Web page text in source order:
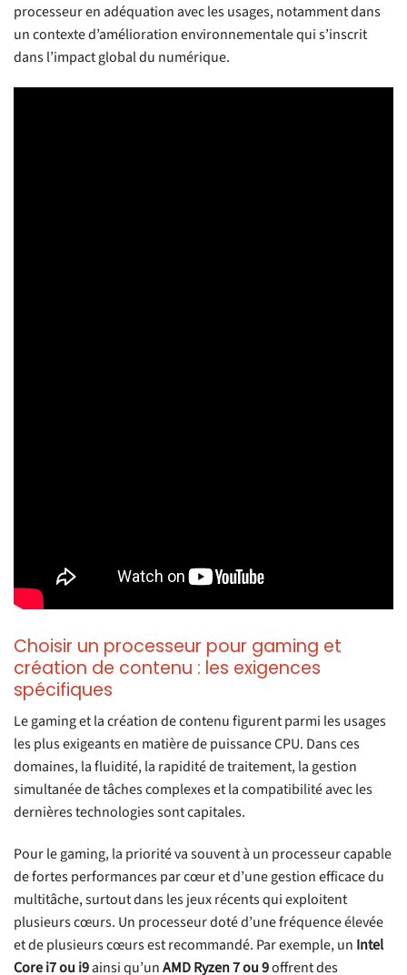
processeur en adéquation avec les usages, notamment dans
un contexte d’amélioration environnementale qui s’inscrit
dans l’impact global du numérique.
Choisir un processeur pour gaming et
création de contenu : les exigences
spécifiques
Le gaming et la création de contenu figurent parmi les usages
les plus exigeants en matière de puissance CPU. Dans ces
domaines, la fluidité, la rapidité de traitement, la gestion
simultanée de tâches complexes et la compatibilité avec les
dernières technologies sont capitales.
Pour le gaming, la priorité va souvent à un processeur capable
de fortes performances par cœur et d’une gestion efficace du
multitâche, surtout dans les jeux récents qui exploitent
plusieurs cœurs. Un processeur doté d’une fréquence élevée
et de plusieurs cœurs est recommandé. Par exemple, un Intel
Core i7 ou i9ainsi qu’unAMD Ryzen 7 ou 9offrent des